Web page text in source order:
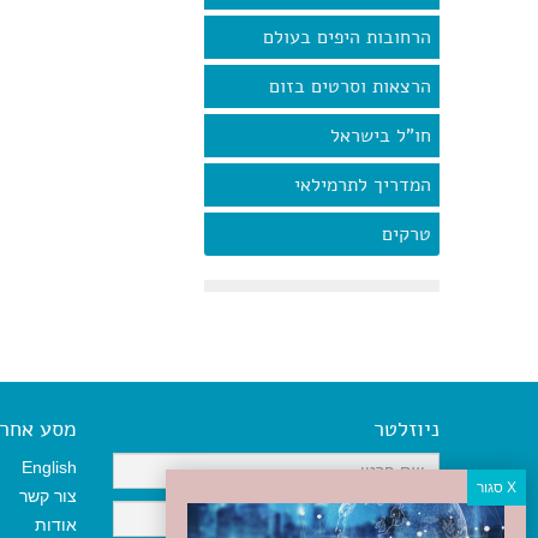
הרחובות היפים בעולם
הרצאות וסרטים בזום
חו"ל בישראל
המדריך לתרמילאי
טרקים
ניוזלטר מסע אחר
English
צור קשר
אודות